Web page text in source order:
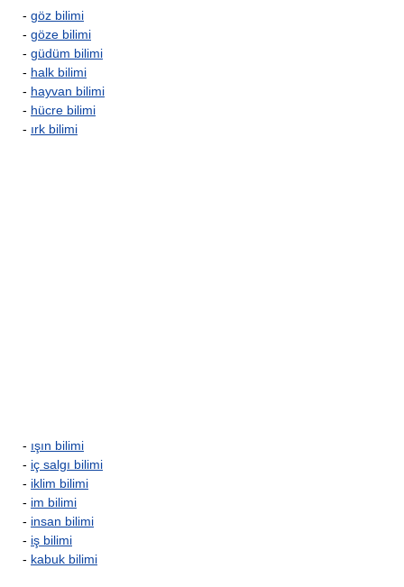
- göz bilimi
- göze bilimi
- güdüm bilimi
- halk bilimi
- hayvan bilimi
- hücre bilimi
- ırk bilimi
- ışın bilimi
- iç salgı bilimi
- iklim bilimi
- im bilimi
- insan bilimi
- iş bilimi
- kabuk bilimi